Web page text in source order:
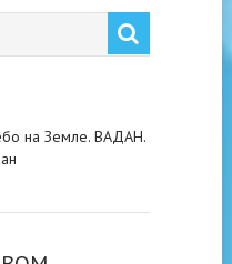
на Земле. ВАДАН.